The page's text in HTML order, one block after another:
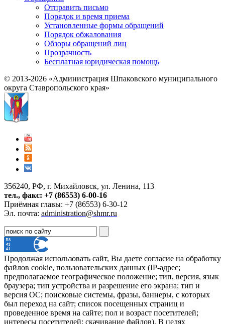
Отправить письмо
Порядок и время приема
Установленные формы обращений
Порядок обжалования
Обзоры обращений лиц
Прозрачность
Бесплатная юридическая помощь
© 2013-2026 «Администрация Шпаковского муниципального
округа Ставропольского края»
356240, РФ, г. Михайловск, ул. Ленина, 113
тел., факс: +7 (86553) 6-00-16
Приёмная главы: +7 (86553) 6-30-12
Эл. почта: administration@shmr.ru
Продолжая использовать сайт, Вы даете согласие на обработку
файлов cookie, пользовательских данных (IP-адрес;
предполагаемое географическое положение; тип, версия, язык
браузера; тип устройства и разрешение его экрана; тип и
версия ОС; поисковые системы, фразы, баннеры, с которых
был переход на сайт; список посещенных страниц и
проведенное время на сайте; пол и возраст посетителей;
интересы посетителей; скачивание файлов). В целях